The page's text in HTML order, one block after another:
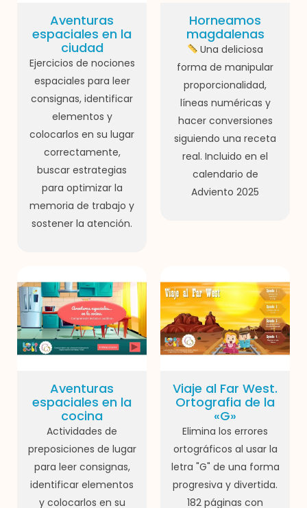
Aventuras
espaciales en la
ciudad
Ejercicios de nociones
espaciales para leer
consignas, identificar
elementos y
colocarlos en su lugar
correctamente,
buscar estrategias
para optimizar la
memoria de trabajo y
sostener la atención.
Horneamos
magdalenas
Una deliciosa
forma de manipular
proporcionalidad,
líneas numéricas y
hacer conversiones
siguiendo una receta
real. Incluido en el
calendario de
Adviento 2025
Aventuras
espaciales en la
cocina
Actividades de
preposiciones de lugar
para leer consignas,
identificar elementos
y colocarlos en su
Viaje al Far West.
Ortografia de la
«G»
Elimina los errores
ortográficos al usar la
letra "G" de una forma
progresiva y divertida.
182 páginas con